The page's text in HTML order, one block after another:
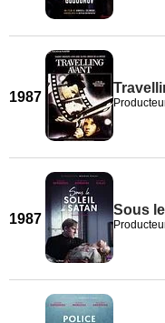
1987
1987
Sous